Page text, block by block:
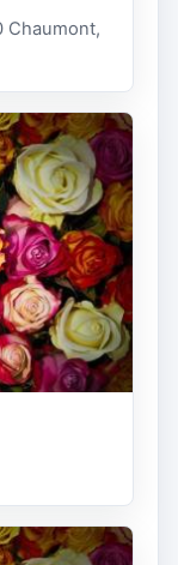
Chaumont,